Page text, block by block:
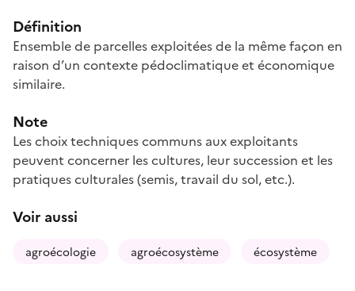
Définition
Ensemble de parcelles exploitées de la même façon en
raison d’un contexte pédoclimatique et économique
similaire.
Note
Les choix techniques communs aux exploitants
peuvent concerner les cultures, leur succession et les
pratiques culturales (semis, travail du sol, etc.).
Voir aussi
agroécologie agroécosystème écosystème